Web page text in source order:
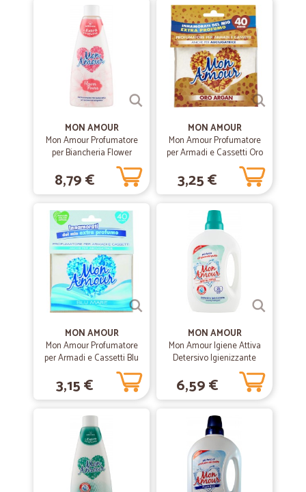
24/07/2022
—
Un servizio e consegna eccezionale!
Un servizio e consegna eccezionale!Sempre perfetto!
Ottimo servizio che arriva in un paesino davvero davvero
sperduto
Sono rimasta davvero colpita dall'offerta di Cicalia, scoperta per caso
su Instagram: puntuali, professionali, tutto imballato perfettamente
(anche le bottiglie di vetro non hanno subito nessun danno), frutta
affettati. Tornerò ancora ad acquistare. Nota negativa: la piccola
commissione per pagamento con paypal.
—Angelica T.
Cicalia un sito molto sicuro eccellente
Cicalia un sito molto sicuro eccellente
09/08/2020
—Massimiliano M.
Consegna veloce anche se il prodotto…
Consegna veloce anche se il prodotto (mojito soda) non aveva un
—Orlando P.
Tutto per come si deve
MON AMOUR
Mon Amour Profumatore
per Biancheria Flower
Power 250 ml.
8,79 €
MON AMOUR
Mon Amour Profumatore
per Armadi e Cassetti Oro
e Argan 12 gr.
3,25 €
MON AMOUR
Mon Amour Profumatore
per Armadi e Cassetti Blu
3,15 €
MON AMOUR
Mon Amour Igiene Attiva
Detersivo Igienizzante
6,59 €